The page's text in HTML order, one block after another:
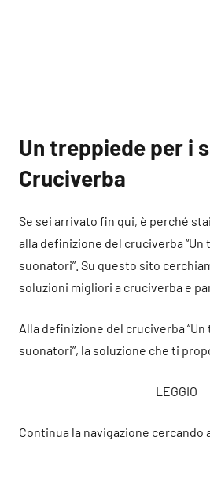
Un treppiede per i
Cruciverba
Se sei arrivato fin qui, è perché
alla definizione del cruciverba “Un
suonatori”. Su questo sito
soluzioni migliori a cruciverba e
Alla definizione del cruciverba
suonatori”, la soluzione che ti
LEGGIO
Continua la navigazione cercando